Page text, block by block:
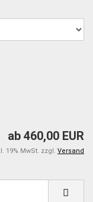
ab 460,00 EUR
19% MwSt. zzgl. Versand